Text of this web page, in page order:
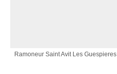
Ramoneur Saint Avit Les Guespieres